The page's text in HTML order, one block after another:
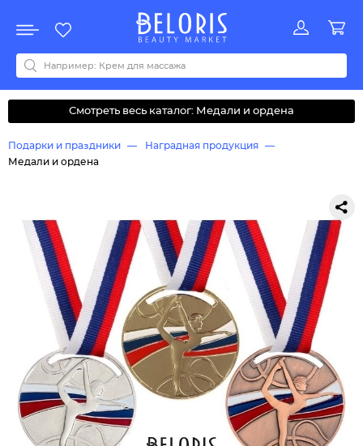
Акции
Все бренды
0-9ABCDEFGHIJKLMNOPQRSTUVWYZАБВДЗИМОКЛНПРСТУФ
Смотреть весь каталог: Медали и ордена
Подарки и праздники
Наградная продукция
Медали и ордена